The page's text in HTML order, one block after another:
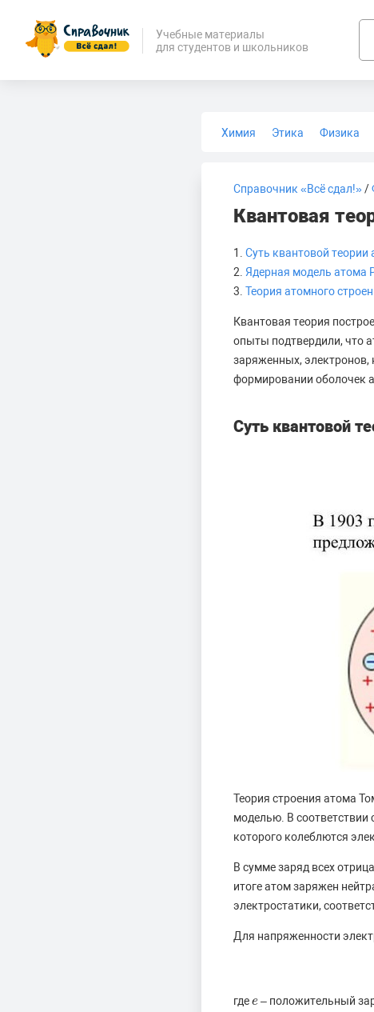
Учебные материалы
для студентов и школьников
Химия Этика Физика
Справочник «Всё сдал!»/
Квантовая
1. Суть квантовой теории
2. Ядерная модель атома
3. Теория атомного
Квантовая теория
опыты подтвердили, что
заряженных,
формировании оболочек
Суть квантовой
Теория строения атома
моделью. В
которого колеблются
В сумме заряд всех
итоге атом заряжен
электростатики,
Для напряженности
гдеe
e – положительный